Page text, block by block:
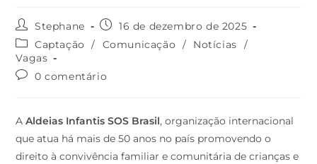
Stephane
16 de dezembro de 2025
Captação
/ Comunicação / Notícias
/
Vagas
0 comentário
AAldeias Infantis SOS Brasil, organização internacional
que atua há mais de 50 anos no país promovendo o
direito à convivência familiar e comunitária de crianças e